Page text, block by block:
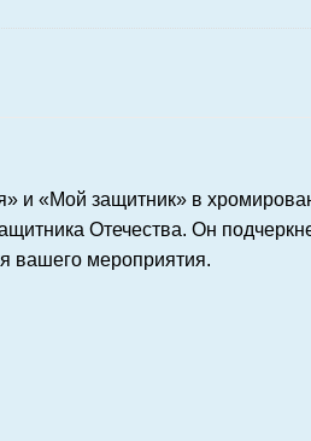
и «Мой защитник» в
Отечества. Он
вашего мероприятия.